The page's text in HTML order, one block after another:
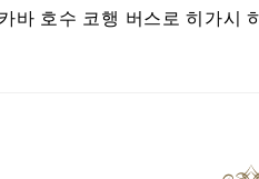
바 호수 코행 버스로 히가시